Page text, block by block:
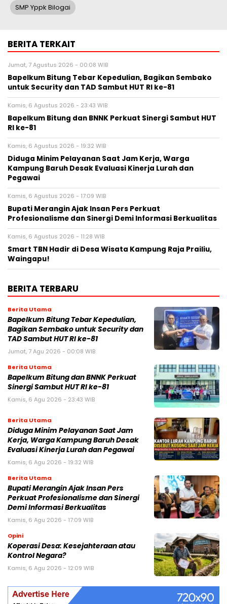
SMP Yppk Bilogai
BERITA TERKAIT
Jumat, 7 Agustus 2026 - 00:08 WIB
Bapelkum Bitung Tebar Kepedulian, Bagikan Sembako
untuk Security dan TAD Sambut HUT RI ke-81
Kamis, 6 Agustus 2026 - 23:43 WIB
Bapelkum Bitung dan BNNK Perkuat Sinergi Sambut HUT
RI ke-81
Kamis, 6 Agustus 2026 - 19:32 WIB
Diduga Minim Pelayanan Saat Jam Kerja, Warga
Kampung Baruh Desak Evaluasi Kinerja Lurah dan
Pegawai
Kamis, 6 Agustus 2026 - 17:09 WIB
Bupati Merangin Ajak Insan Pers Perkuat
Profesionalisme dan Sinergi Demi Informasi Berkualitas
Kamis, 6 Agustus 2026 - 11:28 WIB
Smart TBN Hadir di Desa Wisata Kampung Raja Prailiu,
Waingapu!
BERITA TERBARU
Berita Utama
Bapelkum Bitung Tebar Kepedulian,
Bagikan Sembako untuk Security dan
TAD Sambut HUT RI ke-81
Jumat, 7 Agu 2026 - 00:08 WIB
Berita Utama
Bapelkum Bitung dan BNNK Perkuat
Sinergi Sambut HUT RI ke-81
Kamis, 6 Agu 2026 - 23:43 WIB
Berita Utama
Diduga Minim Pelayanan Saat Jam
Kerja, Warga Kampung Baruh Desak
Evaluasi Kinerja Lurah dan Pegawai
Kamis, 6 Agu 2026 - 19:32 WIB
Berita Utama
Bupati Merangin Ajak Insan Pers
Perkuat Profesionalisme dan Sinergi
Demi Informasi Berkualitas
Kamis, 6 Agu 2026 - 17:09 WIB
Opini
Koperasi Desa: Kesejahteraan atau
Kontrol Negara?
Kamis, 6 Agu 2026 - 12:09 WIB